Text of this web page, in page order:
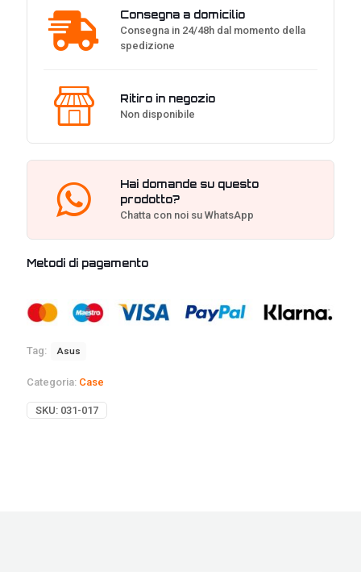
Consegna a domicilio
Consegna in 24/48h dal momento della
spedizione
Ritiro in negozio
Non disponibile
Hai domande su questo
prodotto?
Chatta con noi su WhatsApp
Metodi di pagamento
Tag: Asus
Categoria: Case
SKU: 031-017